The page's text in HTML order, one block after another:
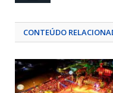
CONTEÚDO